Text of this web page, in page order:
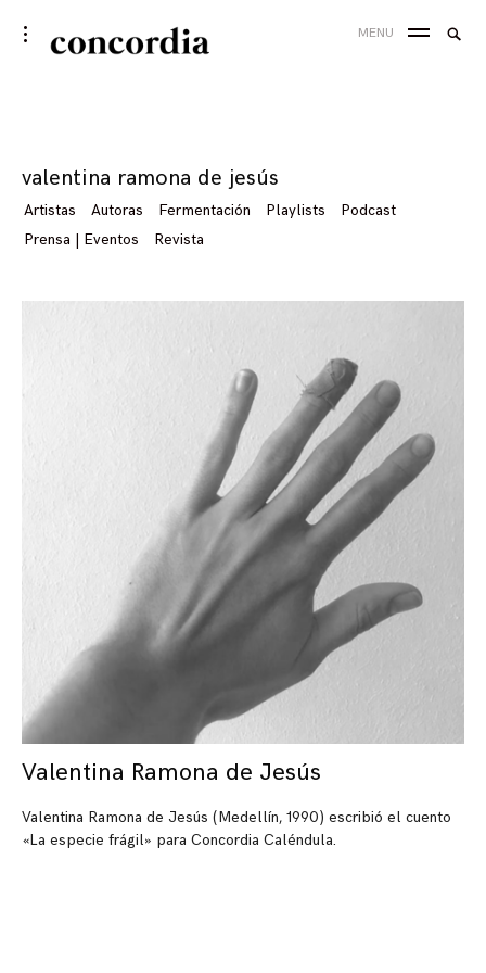
Skip
to
toggle
open/close
MENU
valentina ramona de jesús
Artistas Autoras Fermentación Playlists
Podcast
Prensa | Eventos
Revista
Valentina Ramona de Jesús
Valentina Ramona de Jesús (Medellín, 1990) escribió el cuento
«La especie frágil» para Concordia Caléndula.